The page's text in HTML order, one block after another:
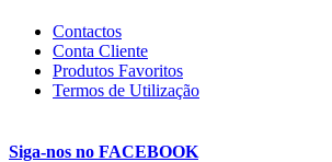
Contactos
Conta Cliente
Produtos Favoritos
Termos de Utilização
Siga-nos no FACEBOOK